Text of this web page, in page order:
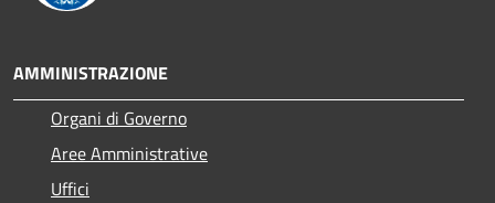
AMMINISTRAZIONE
Organi di Governo
Aree Amministrative
Uffici